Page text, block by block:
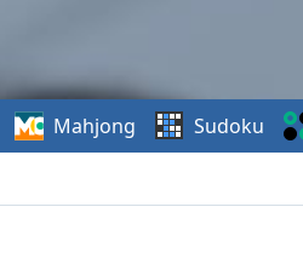
Mahjong Sudoku